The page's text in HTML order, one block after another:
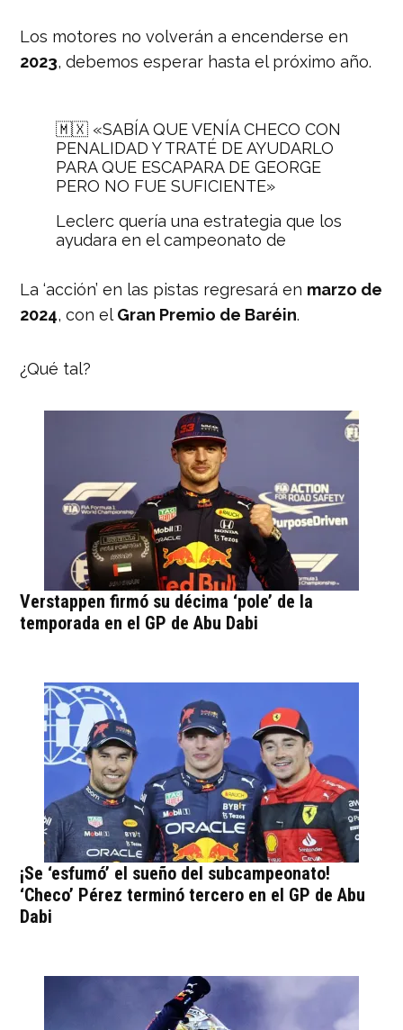
Los motores no volverán a encenderse en
2023, debemos esperar hasta el próximo año.
🇲🇽 «SABÍA QUE VENÍA CHECO CON
PENALIDAD Y TRATÉ DE AYUDARLO
PARA QUE ESCAPARA DE GEORGE
PERO NO FUE SUFICIENTE»
Leclerc quería una estrategia que los
ayudara en el campeonato de
pic.twitter.com/pJjWYoJ7Nd
La ‘acción’ en las pistas regresará en marzo de
2024, con el Gran Premio de Baréin.
¿Qué tal?
Verstappen firmó su décima ‘pole’ de la
temporada en el GP de Abu Dabi
¡Se ‘esfumó’ el sueño del subcampeonato!
‘Checo’ Pérez terminó tercero en el GP de Abu
Dabi